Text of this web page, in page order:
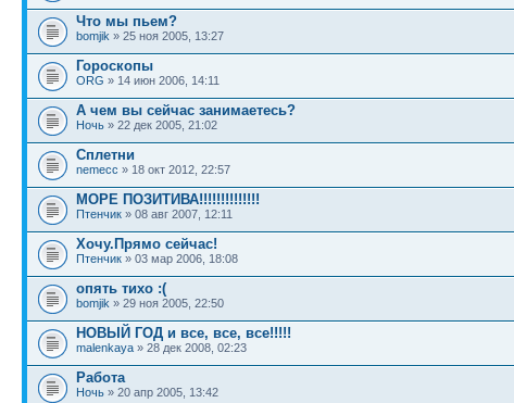
Что мы пьем?
bomjik » 25 ноя 2005, 13:27
Гороскопы
ORG » 14 июн 2006, 14:11
А чем вы сейчас занимаетесь?
Ночь » 22 дек 2005, 21:02
Сплетни
nemecc » 18 окт 2012, 22:57
МОРЕ ПОЗИТИВА!!!!!!!!!!!!!!
Птенчик » 08 авг 2007, 12:11
Хочу.Прямо сейчас!
Птенчик » 03 мар 2006, 18:08
опять тихо :(
bomjik » 29 ноя 2005, 22:50
НОВЫЙ ГОД и все, все, все!!!!!
malenkaya » 28 дек 2008, 02:23
Работа
Ночь » 20 апр 2005, 13:42